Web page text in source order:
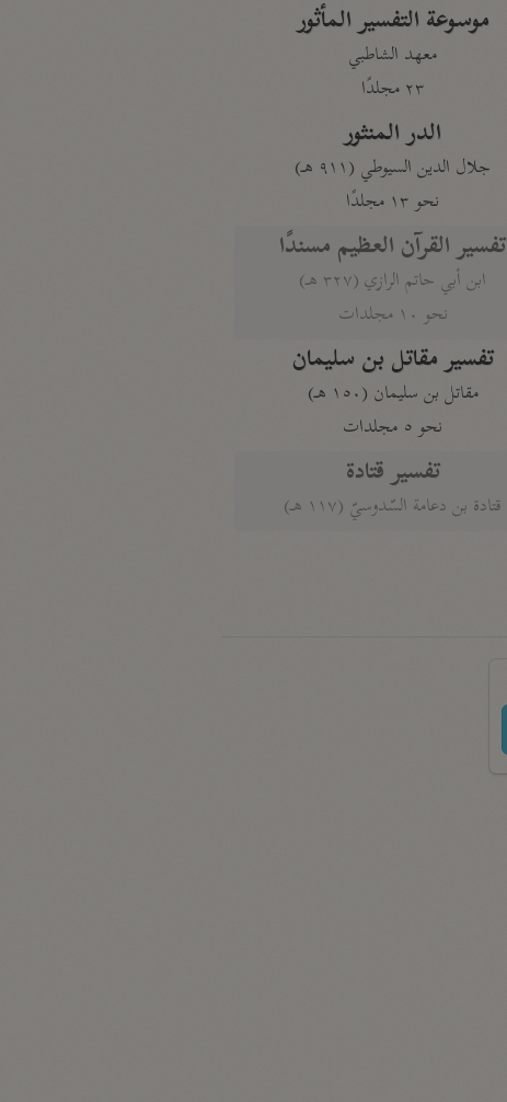
موسوعة التفسير المأثور
معهد الشاطبي
٢٣ مجلدًا
الدر المنثور
جلال الدين السيوطي (٩١١ هـ)
نحو ١٣ مجلدًا
تفسير القرآن العظيم مسندًا
ابن أبي حاتم الرازي (٣٢٧ هـ)
نحو ١٠ مجلدات
تفسير مقاتل بن سليمان
مقاتل بن سليمان (١٥٠ هـ)
نحو ٥ مجلدات
تفسير قتادة
قتادة بن دعامة السّدوسيّ (١١٧ هـ)